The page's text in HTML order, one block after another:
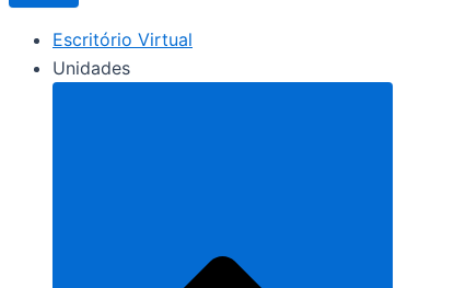
Escritório Virtual
Unidades